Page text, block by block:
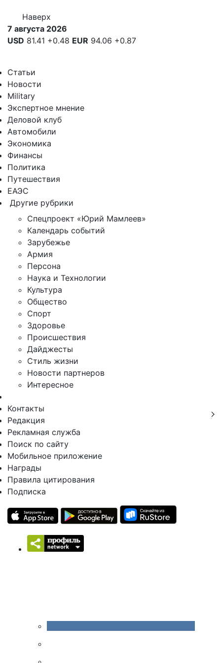
Наверх
7 августа 2026
USD 81.41 +0.48 EUR 94.06 +0.87
Статьи
Новости
Military
Экспертное мнение
Деловой клуб
Автомобили
Экономика
Финансы
Политика
Путешествия
ЕАЭС
Другие рубрики
Спецпроект «Юрий Мамлеев»
Календарь событий
Зарубежье
Армия
Персона
Наука и Технологии
Культура
Общество
Спорт
Здоровье
Происшествия
Дайджесты
Стиль жизни
Новости партнеров
Интересное
Контакты
Редакция
Рекламная служба
Поиск по сайту
Мобильное приложение
Награды
Правила цитирования
Подписка